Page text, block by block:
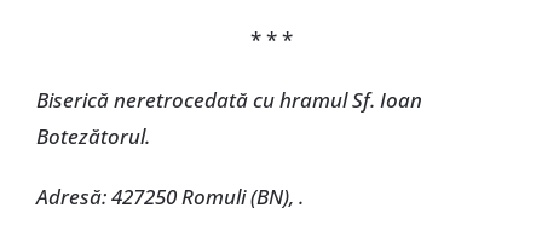
* * *
Biserică neretrocedată cu hramul Sf. Ioan
Botezătorul.
Adresă: 427250 Romuli (BN), .